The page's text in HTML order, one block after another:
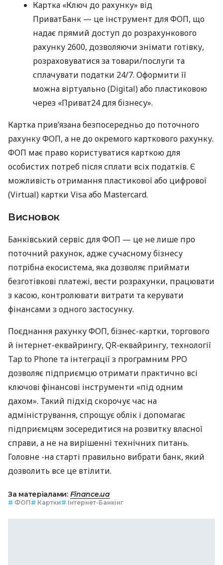
Картка «Ключ до рахунку» від
ПриватБанк — це інструмент для ФОП, що
надає прямий доступ до розрахункового
рахунку 2600, дозволяючи знімати готівку,
розраховуватися за товари/послуги та
сплачувати податки 24/7. Оформити її
можна віртуально (Digital) або пластиковою
через «Приват24 для бізнесу».
Картка прив’язана безпосередньо до поточного
рахунку ФОП, а не до окремого карткового рахунку.
ФОП має право користуватися карткою для
особистих потреб після сплати всіх податків. Є
можливість отримання пластикової або цифрової
(Virtual) картки Visa або Mastercard.
Висновок
Банківський сервіс для ФОП — це не лише про
поточний рахунок, адже сучасному бізнесу
потрібна екосистема, яка дозволяє приймати
безготівкові платежі, вести розрахунки, працювати
з касою, контролювати витрати та керувати
фінансами з одного застосунку.
Поєднання рахунку ФОП, бізнес-картки, торгового
й інтернет-еквайрингу, QR-еквайрингу, технології
Tap to Phone та інтеграції з програмним РРО
дозволяє підприємцю отримати практично всі
ключові фінансові інструменти «під одним
дахом». Такий підхід скорочує час на
адміністрування, спрощує облік і допомагає
підприємцям зосередитися на розвитку власної
справи, а не на вирішенні технічних питань.
Головне -на старті правильно вибрати банк, який
дозволить все це втілити.
За матеріалами: Finance.ua
# ФОП# Картки# Інтернет-Банкінг